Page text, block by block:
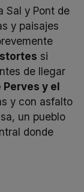
Sal y Pont de
y paisajes
si
de llegar
Perves y el
y con asfalto
un pueblo
donde